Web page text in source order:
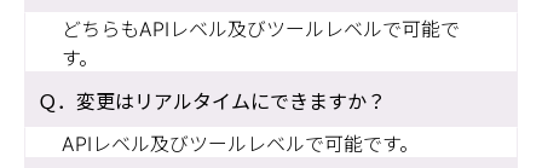
どちらもAPIレベル及びツールレベルで可能で
す。
変更はリアルタイムにできますか？
APIレベル及びツールレベルで可能です。